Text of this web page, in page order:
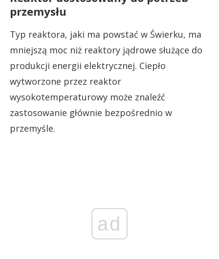
przemysłu
Typ reaktora, jaki ma powstać w Świerku, ma
mniejszą moc niż reaktory jądrowe służące do
produkcji energii elektrycznej. Ciepło
wytworzone przez reaktor
wysokotemperaturowy może znaleźć
zastosowanie głównie bezpośrednio w
przemyśle.
ad